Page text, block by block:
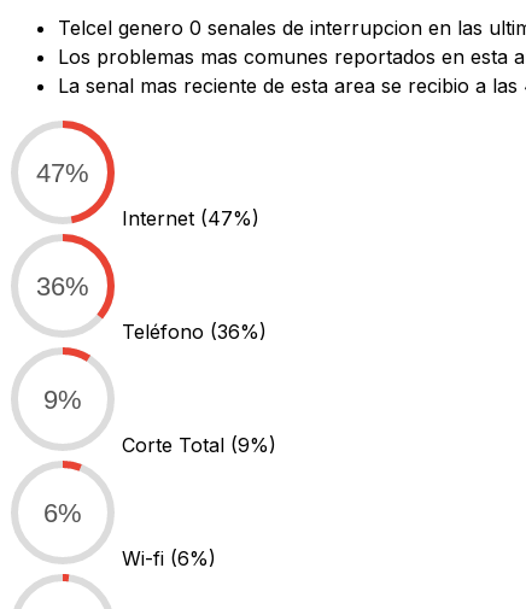
Telcel genero 0 senales de interrupcion en las
Los problemas mas comunes reportados en esta
La senal mas reciente de esta area se recibio a las
47%
Internet (47%)
36%
Teléfono (36%)
9%
Corte Total (9%)
6%
Wi-fi (6%)